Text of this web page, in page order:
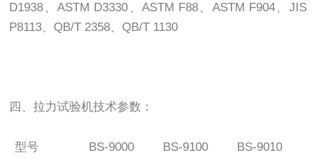
D1938、ASTM D3330、ASTM F88、ASTM F904、JIS
P8113、QB/T 2358、QB/T 1130
四、拉力试验机技术参数：
型号 BS-9000 BS-9100 BS-9010